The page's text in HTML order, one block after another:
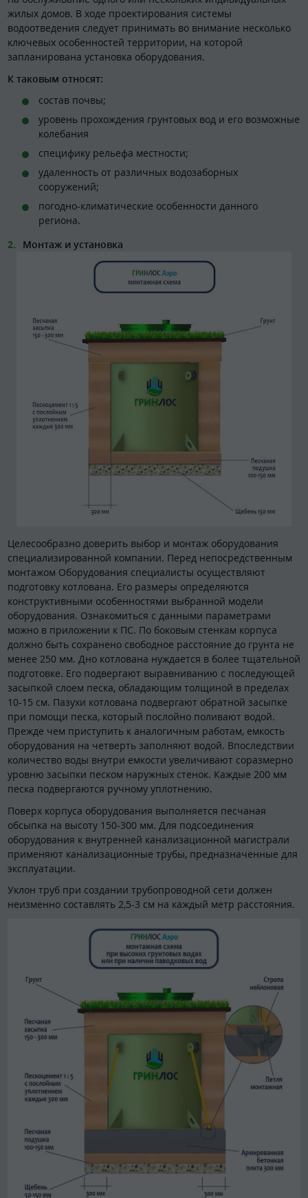
жилых домов. В ходе проектирования системы
водоотведения следует принимать во внимание несколько
ключевых особенностей территории, на которой
запланирована установка оборудования.
К таковым относят:
состав почвы;
уровень прохождения грунтовых вод и его возможные
колебания
специфику рельефа местности;
удаленность от различных водозаборных
сооружений;
погодно-климатические особенности данного
региона.
Монтаж и установка
Целесообразно доверить выбор и монтаж оборудования
специализированной компании. Перед непосредственным
монтажом Оборудования специалисты осуществляют
подготовку котлована. Его размеры определяются
конструктивными особенностями выбранной модели
оборудования. Ознакомиться с данными параметрами
можно в приложении к ПС. По боковым стенкам корпуса
должно быть сохранено свободное расстояние до грунта не
менее 250 мм. Дно котлована нуждается в более тщательной
подготовке. Его подвергают выравниванию с последующей
засыпкой слоем песка, обладающим толщиной в пределах
10-15 см. Пазухи котлована подвергают обратной засыпке
при помощи песка, который послойно поливают водой.
Прежде чем приступить к аналогичным работам, емкость
оборудования на четверть заполняют водой. Впоследствии
количество воды внутри емкости увеличивают соразмерно
уровню засыпки песком наружных стенок. Каждые 200 мм
песка подвергаются ручному уплотнению.
Поверх корпуса оборудования выполняется песчаная
обсыпка на высоту 150-300 мм. Для подсоединения
оборудования к внутренней канализационной магистрали
применяют канализационные трубы, предназначенные для
эксплуатации.
Уклон труб при создании трубопроводной сети должен
неизменно составлять 2,5-3 см на каждый метр расстояния.